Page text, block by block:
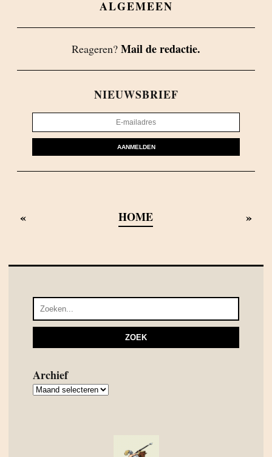
ALGEMEEN
Reageren? Mail de redactie.
NIEUWSBRIEF
AANMELDEN
« HOME »
Archief
Archief